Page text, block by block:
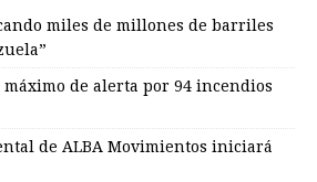
miles de millones de barriles
máximo de alerta por 94 incendios
de ALBA Movimientos iniciará